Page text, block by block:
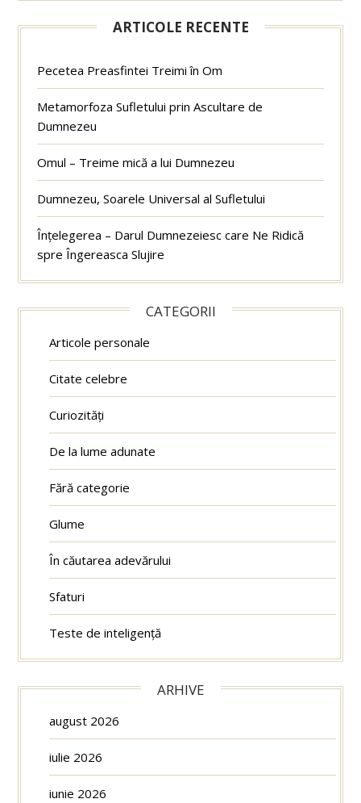
ARTICOLE RECENTE
Pecetea Preasfintei Treimi în Om
Metamorfoza Sufletului prin Ascultare de
Dumnezeu
Omul – Treime mică a lui Dumnezeu
Dumnezeu, Soarele Universal al Sufletului
Înțelegerea – Darul Dumnezeiesc care Ne Ridică
spre Îngereasca Slujire
CATEGORII
Articole personale
Citate celebre
Curiozități
De la lume adunate
Fără categorie
Glume
În căutarea adevărului
Sfaturi
Teste de inteligență
ARHIVE
august 2026
iulie 2026
iunie 2026